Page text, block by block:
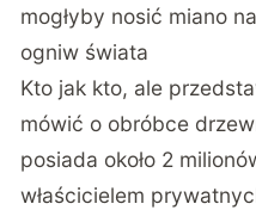
mogłyby nosić miano
ogniw świata
Kto jak kto, ale
mówić o obróbce
posiada około 2
właścicielem